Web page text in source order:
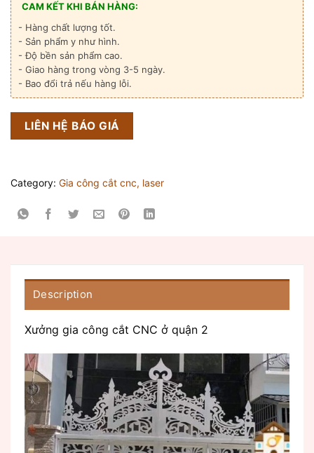
CAM KẾT KHI BÁN HÀNG:
- Hàng chất lượng tốt.
- Sản phẩm y như hình.
- Độ bền sản phẩm cao.
- Giao hàng trong vòng 3-5 ngày.
- Bao đổi trả nếu hàng lỗi.
LIÊN HỆ BÁO GIÁ
Category: Gia công cắt cnc, laser
Description
Xưởng gia công cắt CNC ở quận 2